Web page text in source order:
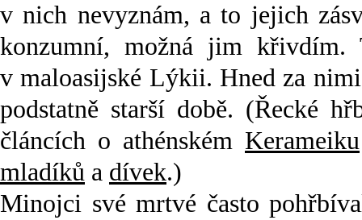
v nich nevyznám, a to jejich
konzumní, možná jim křivdím.
v maloasijské Lýkii. Hned za
podstatně starší době. (Řecké
článcích o athénském Kerameiku
mladíků a dívek.)
Minojci své mrtvé často